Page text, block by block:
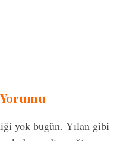
yok bugün. Yılan gibi